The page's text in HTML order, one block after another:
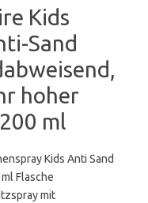
Kids
Sand
hoher
ml
Kids Anti Sand
Flasche
mit